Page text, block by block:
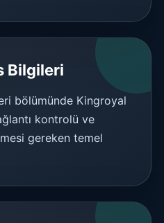
Bilgileri
bölümünde Kingroyal
kontrolü ve
gereken temel